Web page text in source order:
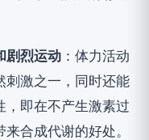
剧烈运动 ：体力活动
刺激之一，同时还能
，即在不产生激素过
合成代谢的好处。